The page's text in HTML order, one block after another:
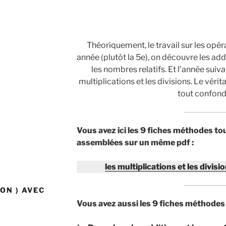
) AVEC
Théoriquement, le travail sur les
année (plutôt la 5e), on découvre les
les nombres relatifs. Et l’année
multiplications et les divisions. Le
tout
Vous avez ici les 9 fiches méthodes
assemblées sur un même pdf :
les multiplications et les
Vous avez aussi les 9 fiches